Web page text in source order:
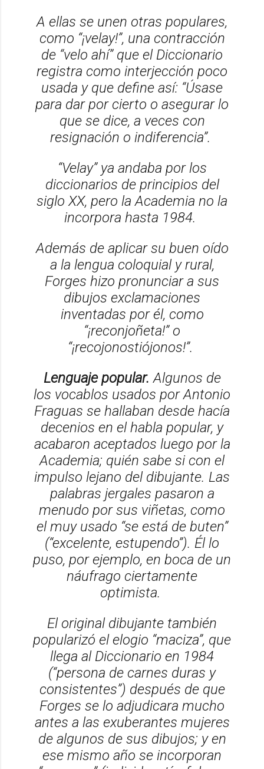
A ellas se unen otras populares,
como “¡velay!”, una contracción
de “velo ahí” que el Diccionario
registra como interjección poco
usada y que define así: “Úsase
para dar por cierto o asegurar lo
que se dice, a veces con
resignación o indiferencia”.
“Velay” ya andaba por los
diccionarios de principios del
siglo XX, pero la Academia no la
incorpora hasta 1984.
Además de aplicar su buen oído
a la lengua coloquial y rural,
Forges hizo pronunciar a sus
dibujos exclamaciones
inventadas por él, como
“¡reconjoñeta!” o
“¡recojonostiójonos!”.
Lenguaje popular. Algunos de
los vocablos usados por Antonio
Fraguas se hallaban desde hacía
decenios en el habla popular, y
acabaron aceptados luego por la
Academia; quién sabe si con el
impulso lejano del dibujante. Las
palabras jergales pasaron a
menudo por sus viñetas, como
el muy usado “se está de buten”
(“excelente, estupendo”). Él lo
puso, por ejemplo, en boca de un
náufrago ciertamente
optimista.
El original dibujante también
popularizó el elogio “maciza”, que
llega al Diccionario en 1984
(“persona de carnes duras y
consistentes”) después de que
Forges se lo adjudicara mucho
antes a las exuberantes mujeres
de algunos de sus dibujos; y en
ese mismo año se incorporan